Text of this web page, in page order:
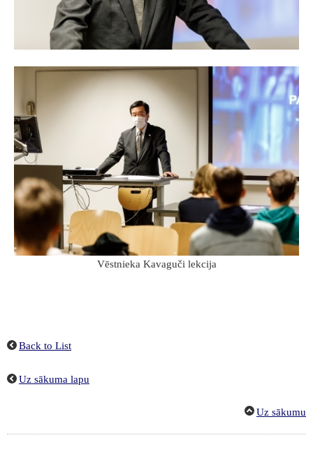
Vēstnieka Kavaguči lekcija
Back to List
Uz sākuma lapu
Uz sākumu